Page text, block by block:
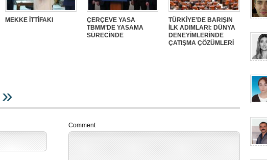
MEKKE İTTİFAKI
ÇERÇEVE YASA
TBMM’DE YASAMA
SÜRECİNDE
TÜRKİYE’DE BARIŞIN
İLK ADIMLARI: DÜNYA
DENEYİMLERİNDE
ÇATIŞMA ÇÖZÜMLERİ
»
Comment